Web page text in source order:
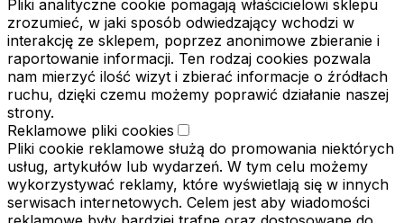
Pliki analityczne cookie pomagają właścicielowi sklepu
zrozumieć, w jaki sposób odwiedzający wchodzi w
interakcję ze sklepem, poprzez anonimowe zbieranie i
raportowanie informacji. Ten rodzaj cookies pozwala
nam mierzyć ilość wizyt i zbierać informacje o źródłach
ruchu, dzięki czemu możemy poprawić działanie naszej
strony.
Reklamowe pliki cookies
Pliki cookie reklamowe służą do promowania niektórych
usług, artykułów lub wydarzeń. W tym celu możemy
wykorzystywać reklamy, które wyświetlają się w innych
serwisach internetowych. Celem jest aby wiadomości